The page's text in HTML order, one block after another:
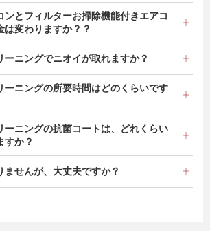
ンとフィルターお掃除機能付きエアコ
は変わりますか？？
掃除機能付きエアコンは、構造が複雑なた
によって料金が変わりますので、お気軽に
ください。
ーニングでニオイが取れますか？
は多岐にわたるため、必ずニオイが取れる
んが、主な原因となる熱交換器やファンを
しますので、効果は期待できます。
ーニングの所要時間はどのくらいです
にもよりますが、フィルターお掃除機能な
リーニング1台1時間～1時間30分、フィル
能付きエアコンクリーニング1台約1時間
予定しております。
ーニングの抗菌コートは、どれくらい
すか？
約1年間効果が持続いたします。
ませんが、大丈夫ですか？